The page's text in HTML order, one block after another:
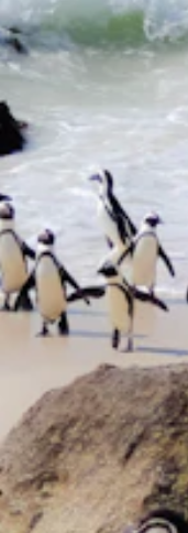
Herausgeber
Chefredakteurin
Redaktionsleitung
Mitarbeiter Text
Fotografie
Management/